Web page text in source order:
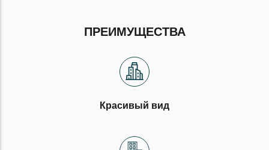
ПРЕИМУЩЕСТВА
Красивый вид